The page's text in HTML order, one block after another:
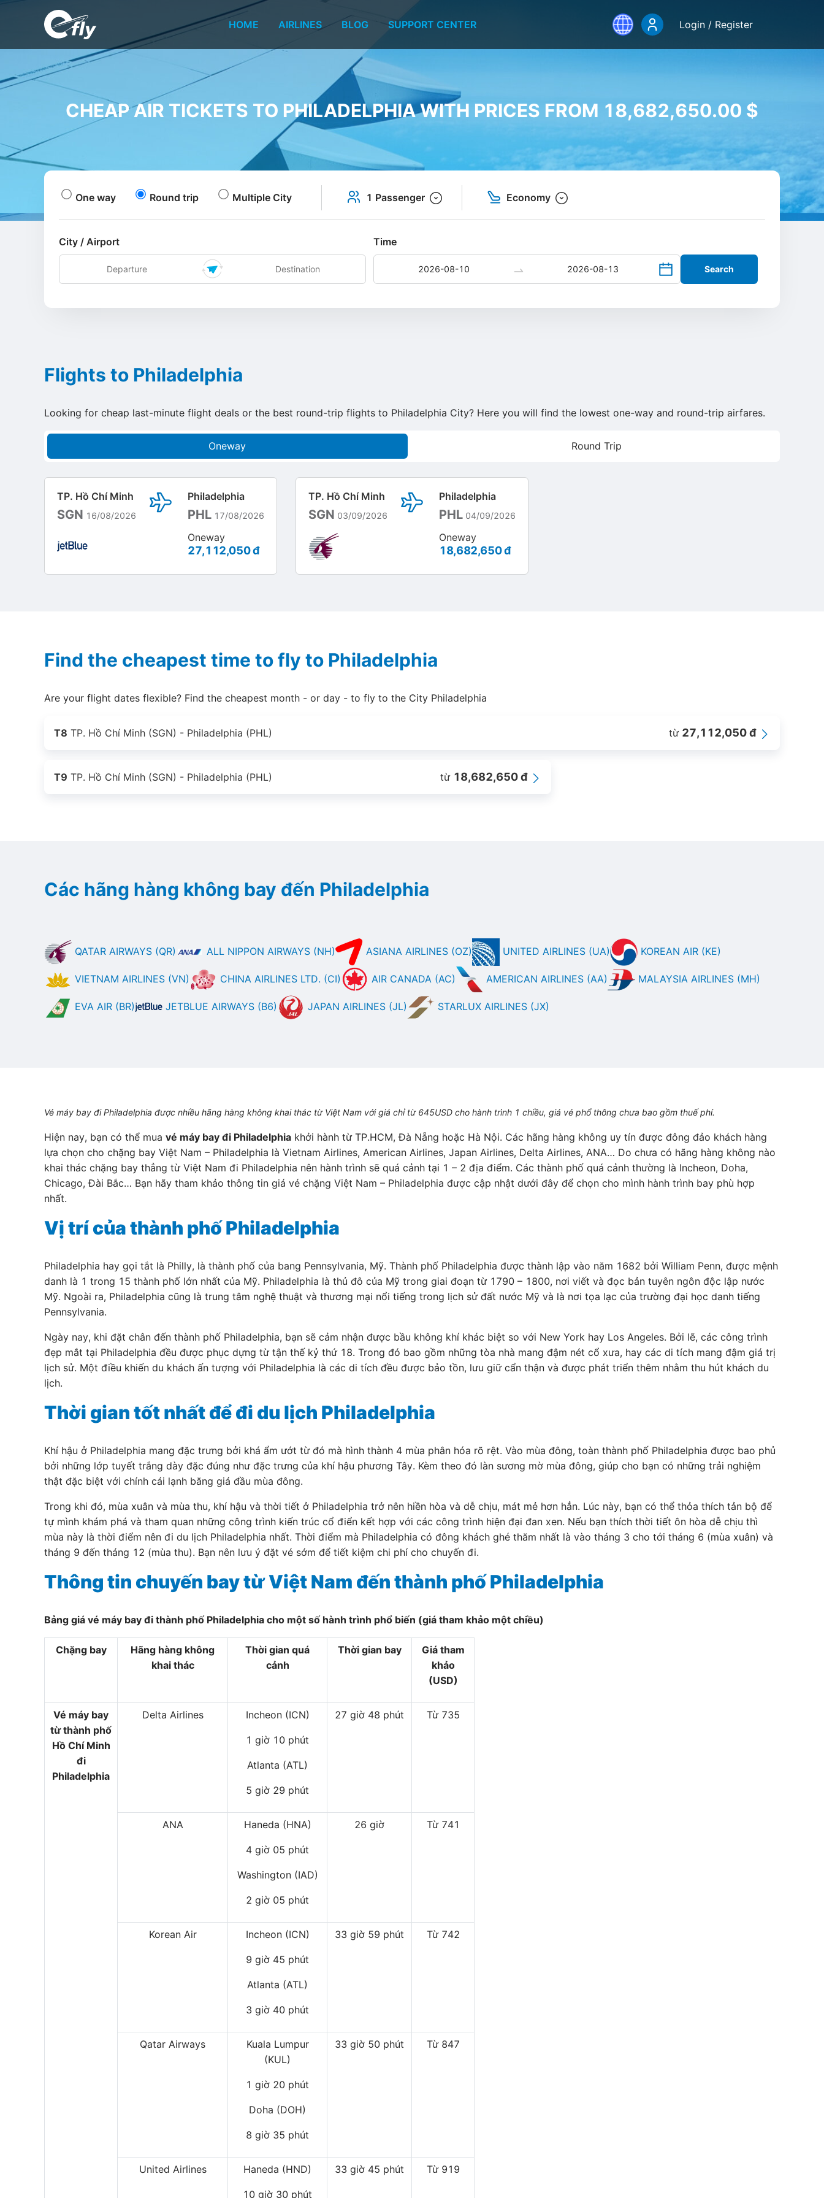
HOME AIRLINES BLOG SUPPORT CENTER Login / Register
CHEAP AIR TICKETS TO PHILADELPHIA WITH PRICES FROM 18,682,650.00 $
One way Round trip Multiple City 1 Passenger Economy
City / Airport Time
Search
Flights to Philadelphia
Looking for cheap last-minute flight deals or the best round-trip flights to Philadelphia City? Here you will find the lowest one-way and round-trip airfares.
Oneway Round Trip
TP. Hồ Chí Minh
SGN 16/08/2026
Philadelphia
PHL 17/08/2026
Oneway
27,112,050 đ
TP. Hồ Chí Minh
SGN 03/09/2026
Philadelphia
PHL 04/09/2026
Oneway
18,682,650 đ
Find the cheapest time to fly to Philadelphia
Are your flight dates flexible? Find the cheapest month - or day - to fly to the City Philadelphia
T8 TP. Hồ Chí Minh (SGN) - Philadelphia (PHL) từ 27,112,050 đ
T9 TP. Hồ Chí Minh (SGN) - Philadelphia (PHL) từ 18,682,650 đ
Các hãng hàng không bay đến Philadelphia
QATAR AIRWAYS (QR) ALL NIPPON AIRWAYS (NH) ASIANA AIRLINES (OZ) UNITED AIRLINES (UA) KOREAN AIR (KE)
VIETNAM AIRLINES (VN) CHINA AIRLINES LTD. (CI) AIR CANADA (AC) AMERICAN AIRLINES (AA) MALAYSIA AIRLINES (MH)
EVA AIR (BR) JETBLUE AIRWAYS (B6) JAPAN AIRLINES (JL) STARLUX AIRLINES (JX)
Vé máy bay đi Philadelphia được nhiều hãng hàng không khai thác từ Việt Nam với giá chỉ từ 645USD cho hành trình 1 chiều, giá vé phổ thông chưa bao gồm thuế phí.
Hiện nay, bạn có thể mua vé máy bay đi Philadelphia khởi hành từ TP.HCM, Đà Nẵng hoặc Hà Nội. Các hãng hàng không uy tín được đông đảo khách hàng
lựa chọn cho chặng bay Việt Nam – Philadelphia là Vietnam Airlines, American Airlines, Japan Airlines, Delta Airlines, ANA… Do chưa có hãng hàng không nào
khai thác chặng bay thẳng từ Việt Nam đi Philadelphia nên hành trình sẽ quá cảnh tại 1 – 2 địa điểm. Các thành phố quá cảnh thường là Incheon, Doha,
Chicago, Đài Bắc… Bạn hãy tham khảo thông tin giá vé chặng Việt Nam – Philadelphia được cập nhật dưới đây để chọn cho mình hành trình bay phù hợp
nhất.
Vị trí của thành phố Philadelphia
Philadelphia hay gọi tắt là Philly, là thành phố của bang Pennsylvania, Mỹ. Thành phố Philadelphia được thành lập vào năm 1682 bởi William Penn, được mệnh
danh là 1 trong 15 thành phố lớn nhất của Mỹ. Philadelphia là thủ đô của Mỹ trong giai đoạn từ 1790 – 1800, nơi viết và đọc bản tuyên ngôn độc lập nước
Mỹ. Ngoài ra, Philadelphia cũng là trung tâm nghệ thuật và thương mại nổi tiếng trong lịch sử đất nước Mỹ và là nơi tọa lạc của trường đại học danh tiếng
Pennsylvania.
Ngày nay, khi đặt chân đến thành phố Philadelphia, bạn sẽ cảm nhận được bầu không khí khác biệt so với New York hay Los Angeles. Bởi lẽ, các công trình
đẹp mắt tại Philadelphia đều được phục dựng từ tận thế kỷ thứ 18. Trong đó bao gồm những tòa nhà mang đậm nét cổ xưa, hay các di tích mang đậm giá trị
lịch sử. Một điều khiến du khách ấn tượng với Philadelphia là các di tích đều được bảo tồn, lưu giữ cẩn thận và được phát triển thêm nhằm thu hút khách du
lịch.
Thời gian tốt nhất để đi du lịch Philadelphia
Khí hậu ở Philadelphia mang đặc trưng bởi khá ẩm ướt từ đó mà hình thành 4 mùa phân hóa rõ rệt. Vào mùa đông, toàn thành phố Philadelphia được bao phủ
bởi những lớp tuyết trắng dày đặc đúng như đặc trưng của khí hậu phương Tây. Kèm theo đó làn sương mờ mùa đông, giúp cho bạn có những trải nghiệm
thật đặc biệt với chính cái lạnh băng giá đầu mùa đông.
Trong khi đó, mùa xuân và mùa thu, khí hậu và thời tiết ở Philadelphia trở nên hiền hòa và dễ chịu, mát mẻ hơn hẳn. Lúc này, bạn có thể thỏa thích tản bộ để
tự mình khám phá và tham quan những công trình kiến trúc cổ điển kết hợp với các công trình hiện đại đan xen. Nếu bạn thích thời tiết ôn hòa dễ chịu thì
mùa này là thời điểm nên đi du lịch Philadelphia nhất. Thời điểm mà Philadelphia có đông khách ghé thăm nhất là vào tháng 3 cho tới tháng 6 (mùa xuân) và
tháng 9 đến tháng 12 (mùa thu). Bạn nên lưu ý đặt vé sớm để tiết kiệm chi phí cho chuyến đi.
Thông tin chuyến bay từ Việt Nam đến thành phố Philadelphia
Bảng giá vé máy bay đi thành phố Philadelphia cho một số hành trình phổ biến (giá tham khảo một chiều)
Chặng bay
Hãng hàng không
khai thác
Thời gian quá
cảnh
Thời gian bay
Giá tham
khảo
(USD)
Vé máy bay
từ thành phố
Hồ Chí Minh
đi
Philadelphia
Delta Airlines Incheon (ICN)
1 giờ 10 phút
Atlanta (ATL)
5 giờ 29 phút
27 giờ 48 phút Từ 735
ANA Haneda (HNA)
4 giờ 05 phút
Washington (IAD)
2 giờ 05 phút
26 giờ Từ 741
Korean Air Incheon (ICN)
9 giờ 45 phút
Atlanta (ATL)
3 giờ 40 phút
33 giờ 59 phút Từ 742
Qatar Airways
Kuala Lumpur
(KUL)
1 giờ 20 phút
Doha (DOH)
8 giờ 35 phút
33 giờ 50 phút Từ 847
United Airlines Haneda (HND)
10 giờ 30 phút
33 giờ 45 phút Từ 919